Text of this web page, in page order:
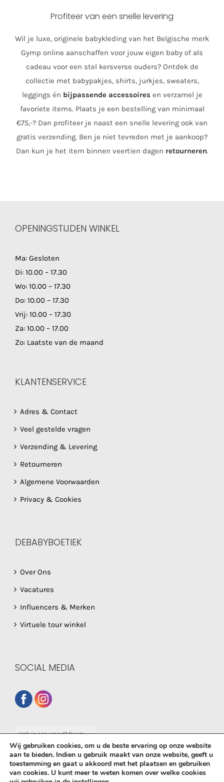
Profiteer van een snelle levering
Wil je luxe, originele babykleding van het Belgische merk
Gymp online aanschaffen voor jouw eigen baby of als
cadeau voor een stel kersverse ouders? Ontdek de
collectie met babypakjes, shirts, jurkjes, sweaters,
leggings én bijpassende accessoires en verzamel je
favoriete items. Plaats je een bestelling van minimaal
€75,-? Dan profiteer je naast een snelle levering ook van
gratis verzending. Ben je niet tevreden met je aankoop?
Dan kun je het item binnen veertien dagen retourneren.
OPENINGSTIJDEN WINKEL
Ma: Gesloten
Di: 10.00 – 17.30
Wo: 10.00 – 17.30
Do: 10.00 – 17.30
Vrij: 10.00 – 17.30
Za: 10.00 – 17.00
Zo: Laatste van de maand
KLANTENSERVICE
Adres & Contact
Veel gestelde vragen
Verzending & Levering
Retourneren
Algemene Voorwaarden
Privacy & Cookies
DEBABYBOETIEK
Over Ons
Vacatures
Influencers & Merken
Virtuele tour winkel
SOCIAL MEDIA
© Copyright 2026 De Babyboetiek | Powered byMplusKASSA
Heb je een vraag? Neem
dan gerust contact op
met onze whatsapp
service!
Wij gebruiken cookies, om u de beste ervaring op onze website
aan te bieden. Indien u gebruik maakt van onze website, geeft u
toestemming en gaat u akkoord met het plaatsen en gebruiken
van cookies. U kunt meer te weten komen over welke cookies